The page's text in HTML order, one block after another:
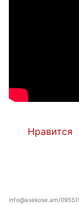
Нравится
info@asekose.am/